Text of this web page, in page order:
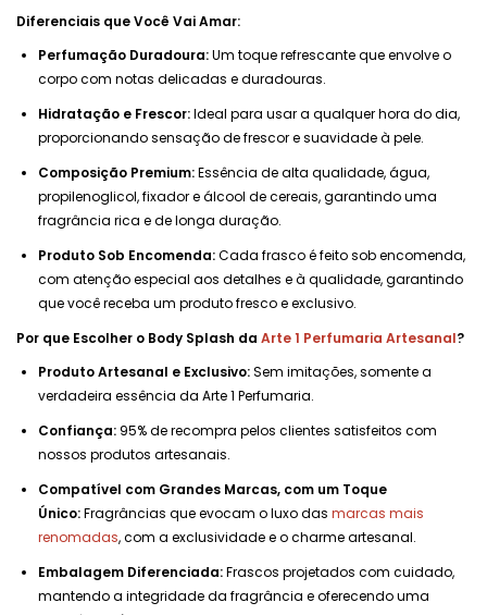
Diferenciais que Você Vai Amar:
Perfumação Duradoura:Um toque refrescante que envolve o
corpo com notas delicadas e duradouras.
Hidratação e Frescor:Ideal para usar a qualquer hora do dia,
proporcionando sensação de frescor e suavidade à pele.
Composição Premium:Essência de alta qualidade, água,
propilenoglicol, fixador e álcool de cereais, garantindo uma
fragrância rica e de longa duração.
Produto Sob Encomenda:Cada frasco é feito sob encomenda,
com atenção especial aos detalhes e à qualidade, garantindo
que você receba um produto fresco e exclusivo.
Por que Escolher o Body Splash da Arte 1 Perfumaria Artesanal?
Produto Artesanal e Exclusivo:Sem imitações, somente a
verdadeira essência da Arte 1 Perfumaria.
Confiança: 95% de recompra pelos clientes satisfeitos com
nossos produtos artesanais.
Compatível com Grandes Marcas, com um Toque
Único:Fragrâncias que evocam o luxo das marcas mais
renomadas, com a exclusividade e o charme artesanal.
Embalagem Diferenciada:Frascos projetados com cuidado,
mantendo a integridade da fragrância e oferecendo uma